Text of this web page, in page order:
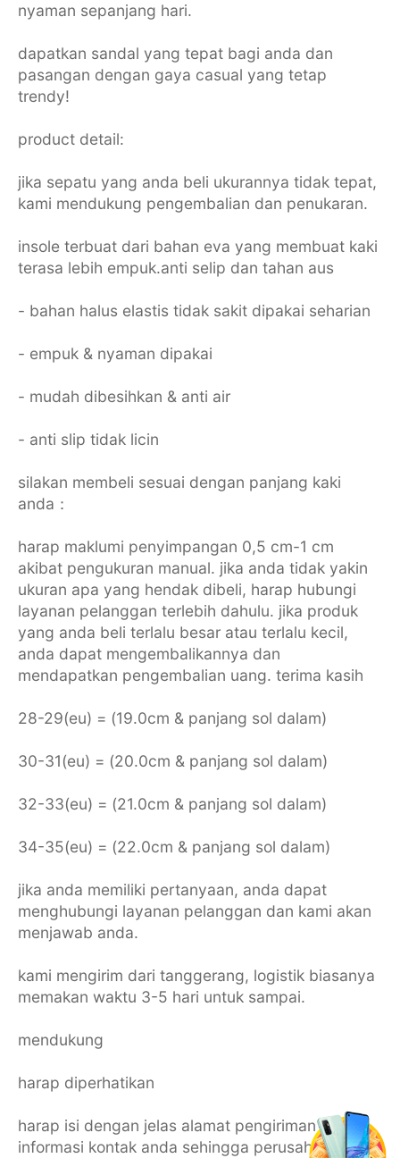
nyaman sepanjang hari.
dapatkan sandal yang tepat bagi anda dan
pasangan dengan gaya casual yang tetap
trendy!
product detail:
jika sepatu yang anda beli ukurannya tidak tepat,
kami mendukung pengembalian dan penukaran.
insole terbuat dari bahan eva yang membuat kaki
terasa lebih empuk.anti selip dan tahan aus
- bahan halus elastis tidak sakit dipakai seharian
- empuk & nyaman dipakai
- mudah dibesihkan & anti air
- anti slip tidak licin
silakan membeli sesuai dengan panjang kaki
anda：
harap maklumi penyimpangan 0,5 cm-1 cm
akibat pengukuran manual. jika anda tidak yakin
ukuran apa yang hendak dibeli, harap hubungi
layanan pelanggan terlebih dahulu. jika produk
yang anda beli terlalu besar atau terlalu kecil,
anda dapat mengembalikannya dan
mendapatkan pengembalian uang. terima kasih
28-29(eu) = (19.0cm & panjang sol dalam)
30-31(eu) = (20.0cm & panjang sol dalam)
32-33(eu) = (21.0cm & panjang sol dalam)
34-35(eu) = (22.0cm & panjang sol dalam)
jika anda memiliki pertanyaan, anda dapat
menghubungi layanan pelanggan dan kami akan
menjawab anda.
kami mengirim dari tanggerang, logistik biasanya
memakan waktu 3-5 hari untuk sampai.
mendukung
harap diperhatikan
harap isi dengan jelas alamat pengiriman dan
informasi kontak anda sehingga perusahaan